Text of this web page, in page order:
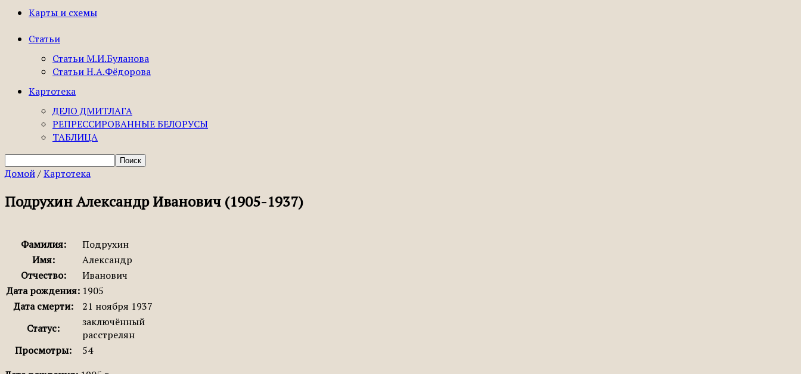
Карты и схемы
Статьи
Статьи М.И.Буланова
Статьи Н.А.Фёдорова
Картотека
ДЕЛО ДМИТЛАГА
РЕПРЕССИРОВАННЫЕ БЕЛОРУСЫ
ТАБЛИЦА
Домой/Картотека
Подрухин Александр Иванович (1905-1937)
Фамилия:
Подрухин
Имя:
Александр
Отчество:
Иванович
Дата рождения: 1905
Дата смерти:
21 ноября 1937
Статус:
заключённый
расстрелян
Просмотры:
54